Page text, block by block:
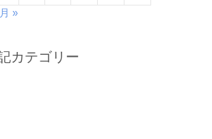
»
カテゴリー